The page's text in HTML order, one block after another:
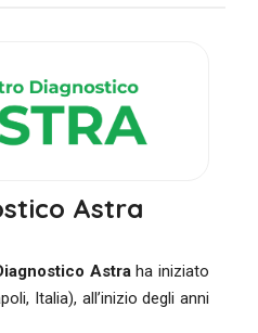
Astra
Astraha iniziato
Italia), all’inizio degli anni